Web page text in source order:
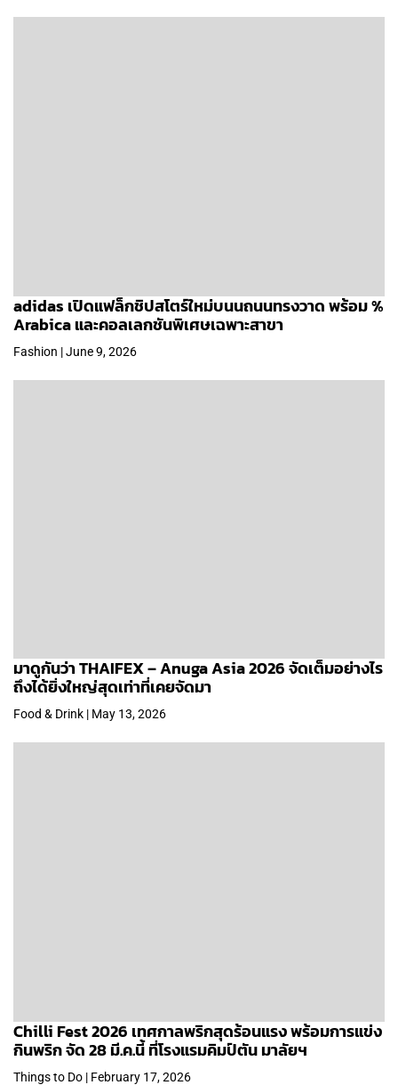
adidas เปิดแฟล็กชิปสโตร์ใหม่บนนถนนทรงวาด พร้อม %
Arabica และคอลเลกชันพิเศษเฉพาะสาขา
Fashion | June 9, 2026
มาดูกันว่า THAIFEX – Anuga Asia 2026 จัดเต็มอย่างไร
ถึงได้ยิ่งใหญ่สุดเท่าที่เคยจัดมา
Food & Drink | May 13, 2026
Chilli Fest 2026 เทศกาลพริกสุดร้อนแรง พร้อมการแข่ง
กินพริก จัด 28 มี.ค.นี้ ที่โรงแรมคิมป์ตัน มาลัยฯ
Things to Do | February 17, 2026